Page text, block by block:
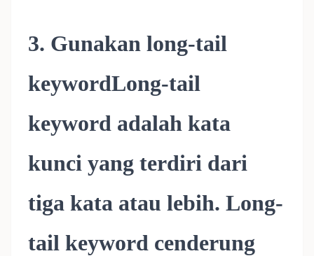
3. Gunakan long-tail
keywordLong-tail
keyword adalah kata
kunci yang terdiri dari
tiga kata atau lebih. Long-
tail keyword cenderung